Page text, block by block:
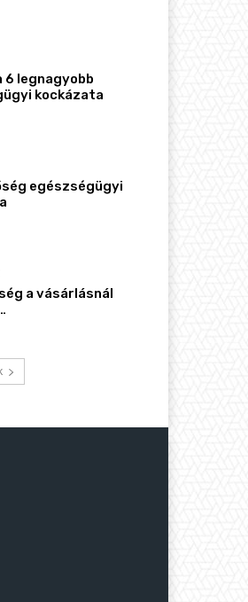
6 legnagyobb
kockázata
egészségügyi
a vásárlásnál